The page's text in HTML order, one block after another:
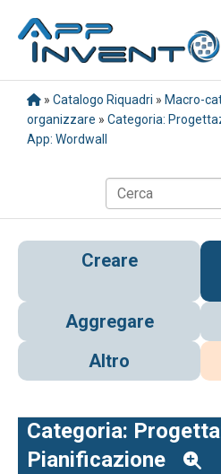
» Catalogo Riquadri » Macro-
organizzare » Categoria:
App: Wordwall
Creare
Aggregare
Altro
Categoria:
Pianificazione